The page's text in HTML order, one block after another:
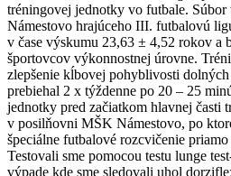
tréningovej jednotky vo futbale.
Námestovo hrajúceho III. futbalovú
v čase výskumu 23,63 ± 4,52 rokov a
športovcov výkonnostnej úrovne.
zlepšenie kĺbovej pohyblivosti
prebiehal 2 x týždenne po 20 – 25
jednotky pred začiatkom hlavnej časti
v posilňovni MŠK Námestovo, po
špeciálne futbalové rozcvičenie
Testovali sme pomocou testu lunge
výpade kde sme sledovali uhol